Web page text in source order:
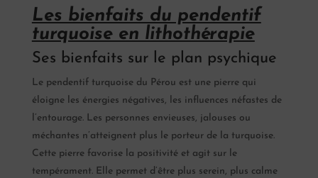
Les bienfaits du pendentif
turquoise en lithothérapie
Ses bienfaits sur le plan psychique
Le pendentif turquoise du Pérou est une pierre qui
éloigne les énergies négatives, les influences néfastes de
l’entourage. Les personnes envieuses, jalouses ou
méchantes n’atteignent plus le porteur de la turquoise.
Cette pierre favorise la positivité et agit sur le
tempérament. Elle permet d’être plus serein, plus calme